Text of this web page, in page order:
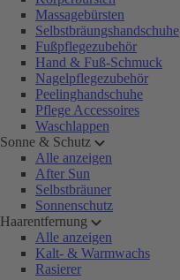
Massagebürsten
Selbstbräungshandschuhe
Fußpflegezubehör
Hand & Fuß-Schmuck
Nagelpflegezubehör
Peelinghandschuhe
Pflege Accessoires
Waschlappen
Sonne & Schutz
Alle anzeigen
After Sun
Selbstbräuner
Sonnenschutz
Haarentfernung
Alle anzeigen
Kalt- & Warmwachs
Rasierer